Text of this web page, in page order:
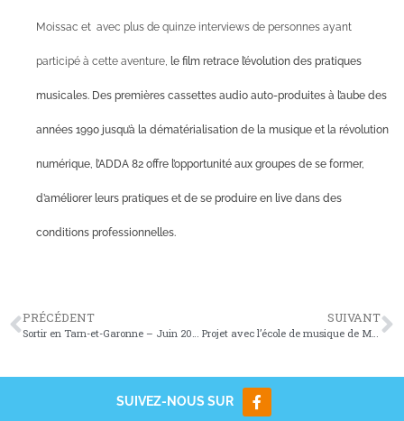
Moissac et avec plus de quinze interviews de personnes ayant
participé à cette aventure, le film retrace l’évolution des pratiques
musicales. Des premières cassettes audio auto-produites à l’aube des
années 1990 jusqu’à la dématérialisation de la musique et la révolution
numérique, l’ADDA 82 offre l’opportunité aux groupes de se former,
d’améliorer leurs pratiques et de se produire en live dans des
conditions professionnelles.
PRÉCÉDENT
Sortir en Tarn-et-Garonne – Juin 2016
SUIVANT
Projet avec l’école de musique de Montech
SUIVEZ-NOUS SUR